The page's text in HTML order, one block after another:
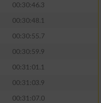
00:30:46.3
00:30:48.1
00:30:55.7
00:30:59.9
00:31:01.1
00:31:03.9
00:31:07.0